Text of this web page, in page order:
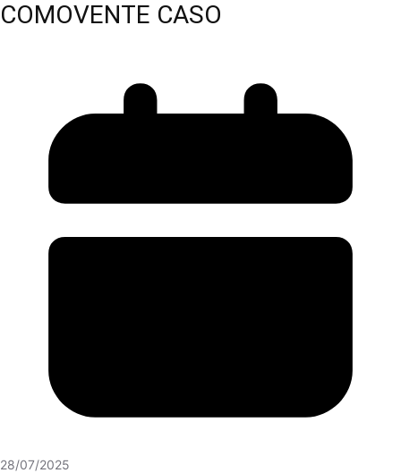
COMOVENTE CASO
28/07/2025